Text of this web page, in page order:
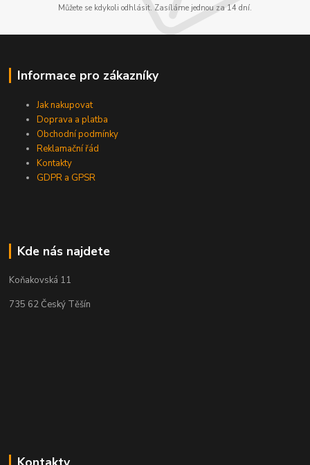
Můžete se kdykoli odhlásit. Zasíláme jednou za 14 dní.
Informace pro zákazníky
Jak nakupovat
Doprava a platba
Obchodní podmínky
Reklamační řád
Kontakty
GDPR a GPSR
Kde nás najdete
Koňakovská 11
735 62 Český Těšín